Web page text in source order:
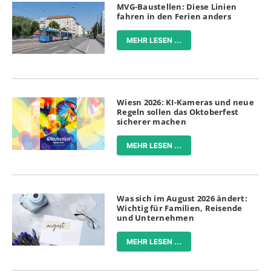
MVG-Baustellen: Diese Linien
fahren in den Ferien anders
MEHR LESEN ...
Wiesn 2026: KI-Kameras und neue
Regeln sollen das Oktoberfest
sicherer machen
MEHR LESEN ...
Was sich im August 2026 ändert:
Wichtig für Familien, Reisende
und Unternehmen
MEHR LESEN ...